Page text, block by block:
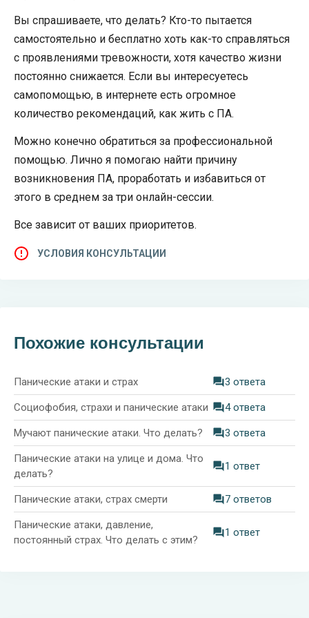
Вы спрашиваете, что делать? Кто-то пытается
самостоятельно и бесплатно хоть как-то справляться
с проявлениями тревожности, хотя качество жизни
постоянно снижается. Если вы интересуетесь
самопомощью, в интернете есть огромное
количество рекомендаций, как жить с ПА.
Можно конечно обратиться за профессиональной
помощью. Лично я помогаю найти причину
возникновения ПА, проработать и избавиться от
этого в среднем за три онлайн-сессии.
Все зависит от ваших приоритетов.
УСЛОВИЯ КОНСУЛЬТАЦИИ
Похожие консультации
Панические атаки и страх 3 ответа
Социофобия, страхи и панические атаки 4 ответа
Мучают панические атаки. Что делать? 3 ответа
Панические атаки на улице и дома. Что
делать?
1 ответ
Панические атаки, страх смерти 7 ответов
Панические атаки, давление,
постоянный страх. Что делать с этим?
1 ответ